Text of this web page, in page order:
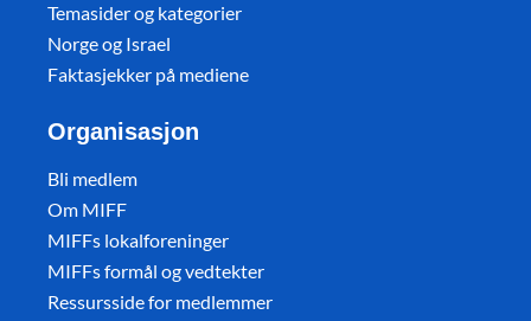
Temasider og kategorier
Norge og Israel
Faktasjekker på mediene
Organisasjon
Bli medlem
Om MIFF
MIFFs lokalforeninger
MIFFs formål og vedtekter
Ressursside for medlemmer